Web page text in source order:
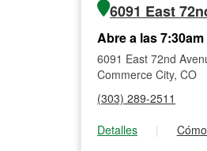
6091 East
Abre a las 7:30am
6091 East 72nd
Commerce City, CO
(303) 289-2511
Detalles
|